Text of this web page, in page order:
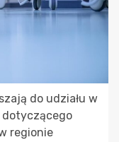
do udziału w
dotyczącego
regionie